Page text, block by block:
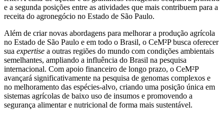
e a segunda posições entre as atividades que mais contribuem para a
receita do agronegócio no Estado de São Paulo.
Além de criar novas abordagens para melhorar a produção agrícola
no Estado de São Paulo e em todo o Brasil, o CeM²P busca oferecer
sua expertise a outras regiões do mundo com condições ambientais
semelhantes, ampliando a influência do Brasil na pesquisa
internacional. Com apoio financeiro de longo prazo, o CeM²P
avançará significativamente na pesquisa de genomas complexos e
no melhoramento das espécies-alvo, criando uma posição única em
sistemas agrícolas de baixo uso de insumos e promovendo a
segurança alimentar e nutricional de forma mais sustentável.